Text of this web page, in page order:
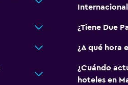
Internacional
¿Tiene Due
¿A qué hora
¿Cuándo
hoteles en